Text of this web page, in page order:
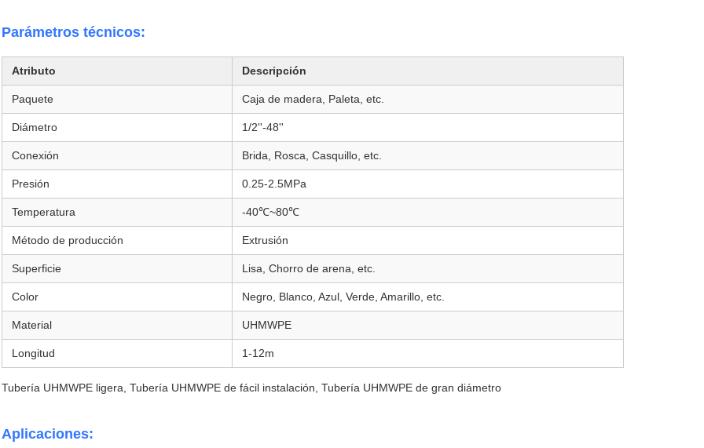
Parámetros técnicos:
Atributo Descripción
Paquete Caja de madera, Paleta, etc.
Diámetro 1/2''-48''
Conexión Brida, Rosca, Casquillo, etc.
Presión 0.25-2.5MPa
Temperatura -40℃~80℃
Método de producción Extrusión
Superficie Lisa, Chorro de arena, etc.
Color Negro, Blanco, Azul, Verde, Amarillo, etc.
Material UHMWPE
Longitud 1-12m
Tubería UHMWPE ligera, Tubería UHMWPE de fácil instalación, Tubería UHMWPE de gran diámetro
Aplicaciones: